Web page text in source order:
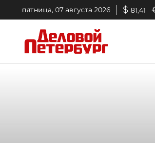
пятница, 07 августа 2026 $ 81,41